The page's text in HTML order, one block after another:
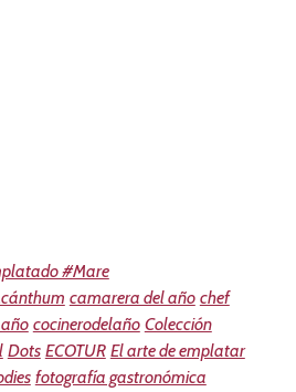
#Mare
camarera del año chef
cocinerodelaño Colección
Dots ECOTUR El arte de emplatar
fotografía gastronómica